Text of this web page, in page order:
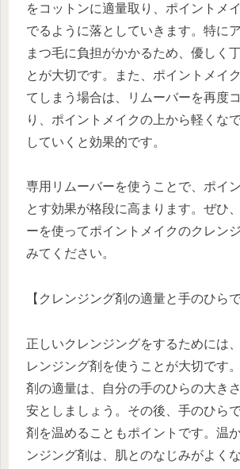
をコットンに適量取り、ポイントメ
でるように落としていきます。特に
まつ毛に負担がかかるため、優しく
とが大切です。また、ポイントメイ
てしまう場合は、リムーバーを再度
り、ポイントメイクの上から軽くな
していくと効果的です。
専用リムーバーを使うことで、ポイ
とす効果が格段に高まります。ぜひ
ーを使ってポイントメイクのクレン
みてください。
【クレンジング剤の適量と手のひら
正しいクレンジングをするためには
レンジング剤を使うことが大切です
剤の適量は、自分の手のひらの大き
安としましょう。その後、手のひら
剤を温めることもポイントです。温
ンジング剤は、肌とのなじみがよく